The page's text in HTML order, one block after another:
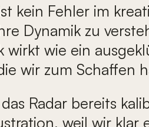
kein Fehler im
Dynamik zu
wie ein
wir zum Schaffen
Radar bereits
weil wir